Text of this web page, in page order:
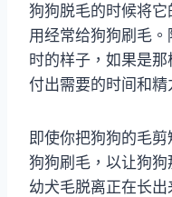
狗狗脱毛的时候将
用经常给狗狗刷毛
时的样子，如果是
付出需要的时间和精
即使你把狗狗的毛
狗狗刷毛，以让狗
幼犬毛脱离正在长